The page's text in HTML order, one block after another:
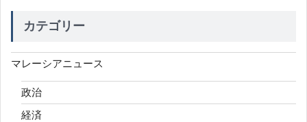
カテゴリー
マレーシアニュース
政治
経済